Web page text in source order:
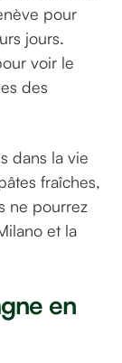
pour
jours.
voir le
des
dans la vie
fraîches,
ne pourrez
et la
en